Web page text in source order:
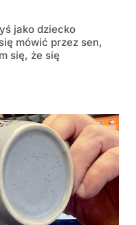
jako dziecko
mówić przez sen,
się, że się